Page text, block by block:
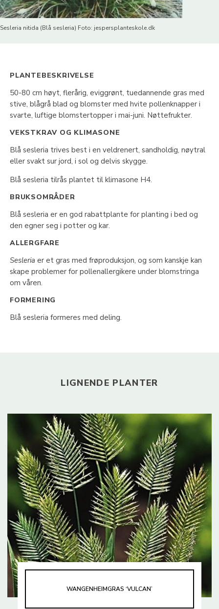
Sesleria nitida (Blå sesleria) Foto: jespersplanteskole.dk
PLANTEBESKRIVELSE
50-80 cm høyt, flerårig, eviggrønt, tuedannende gras med
stive, blågrå blad og blomster med hvite pollenknapper i
svarte, luftige blomstertopper i mai-juni. Nøttefrukter.
VEKSTKRAV OG KLIMASONE
Blå sesleria trives best i en veldrenert, sandholdig, nøytral
eller svakt sur jord, i sol og delvis skygge.
Blå sesleria tilrås plantet til klimasone H4.
BRUKSOMRÅDER
Blå sesleria er en god rabattplante for planting i bed og
den egner seg i potter og kar.
ALLERGFARE
Sesleria er et gras med frøproduksjon, og som kanskje kan
skape problemer for pollenallergikere under blomstringa
om våren.
FORMERING
Blå sesleria formeres med deling.
LIGNENDE PLANTER
WANGENHEIMGRAS ‘VULCAN’